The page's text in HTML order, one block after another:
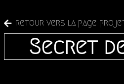
retour vers la page
Secret